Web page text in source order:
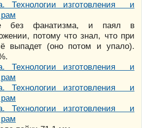
без фанатизма, и паял в
потому что знал, что при
выпадет (оно потом и упало).